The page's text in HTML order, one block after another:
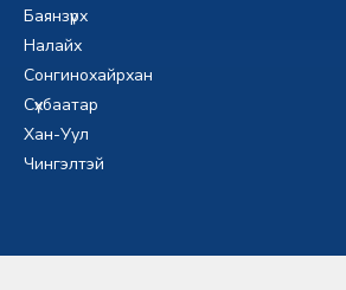
Баянзүрх
Налайх
Сонгинохайрхан
Сүхбаатар
Хан-Уул
Чингэлтэй